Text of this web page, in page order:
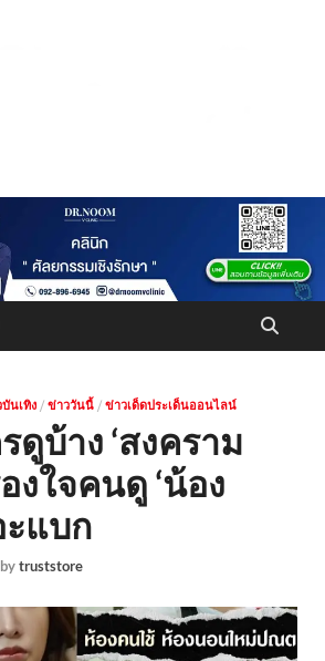
นเทิง / ข่าววันนี้ / ข่าวเด็ดประเด็นออนไลน์
ดูบ้าง ‘สงคราม
งใจคนดู ‘น้อง
ะแบก
bytruststore